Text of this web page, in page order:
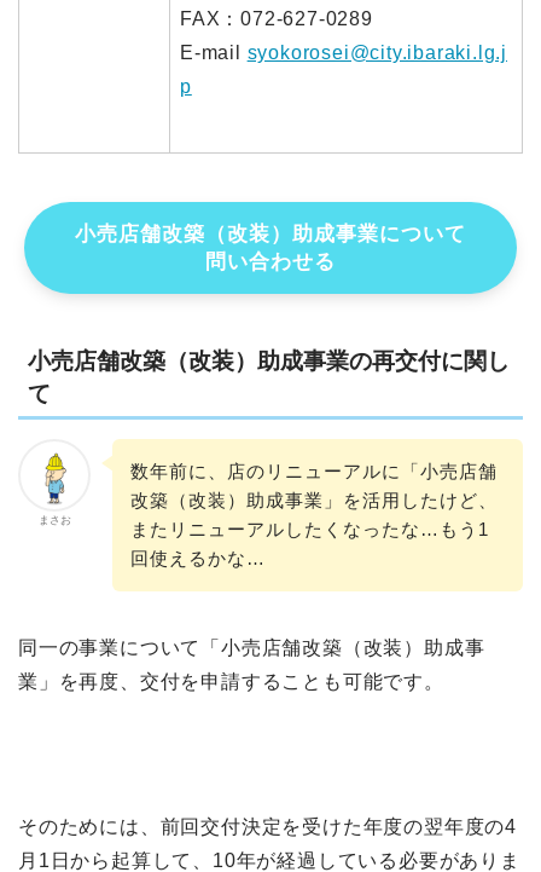
FAX：072-627-0289
E-mail syokorosei@city.ibaraki.lg.j
p
小売店舗改築（改装）助成事業について
問い合わせる
小売店舗改築（改装）助成事業の再交付に関し
て
まさお
数年前に、店のリニューアルに「小売店舗
改築（改装）助成事業」を活用したけど、
またリニューアルしたくなったな…もう1
回使えるかな…
同一の事業について「小売店舗改築（改装）助成事
業」を再度、交付を申請することも可能です。
そのためには、前回交付決定を受けた年度の翌年度の4
月1日から起算して、10年が経過している必要がありま